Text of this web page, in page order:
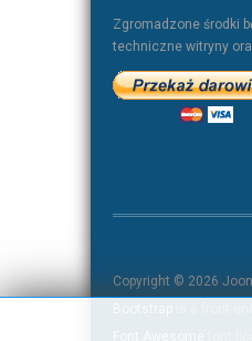
Zgromadzone środki
techniczne witryny
Copyright © 2026